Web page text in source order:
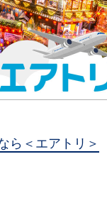
ら＜エアトリ＞